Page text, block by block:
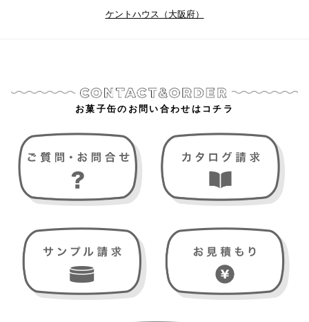
ケントハウス（大阪府）
お菓子缶のお問い合わせはコチラ